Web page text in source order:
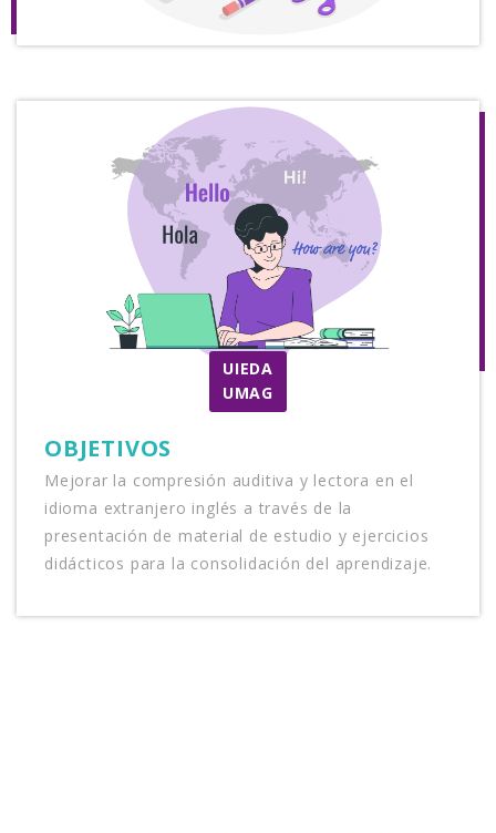
OBJETIVOS
UIEDA
UMAG
mejorar la compresión auditiva y lectora en el
idioma extranjero inglés a través de la
presentación de material de estudio y ejercicios
didácticos para la consolidación del aprendizaje.